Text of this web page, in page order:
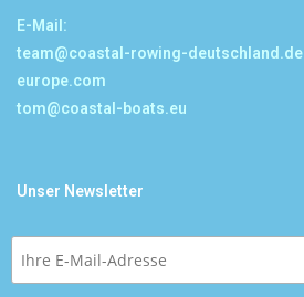
E-Mail:
team@coastal-rowing-deutschland.de
europe.com
tom@coastal-boats.eu
Unser Newsletter